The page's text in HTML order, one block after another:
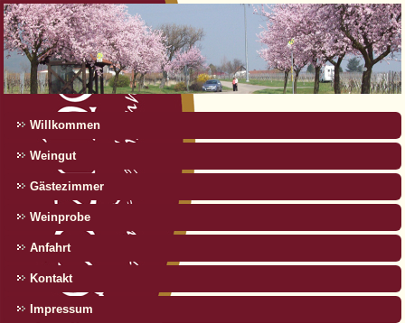
Willkommen
Weingut
Gästezimmer
Weinprobe
Anfahrt
Kontakt
Impressum